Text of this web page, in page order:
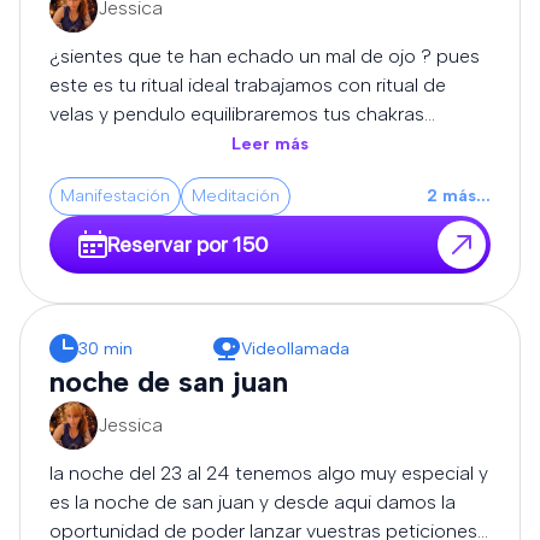
expertos se encargará de disolver los bloqueos,
cortar las malas vibraciones y devolverte la
claridad, el equilibrio y la protección que necesitas
para volver a avanzar con fuerza.
Jessica
¿sientes que te han echado un mal de ojo ? pues
este es tu ritual ideal trabajamos con ritual de
velas y pendulo equilibraremos tus chakras
limpiaremos tus energias y haremos que tus
caminos sean abiertos para que todo te empiece
a salir bien..... importante despues de este ritual
recomendamos llevar una turmalina o escoba de
bruja para proteccion
Leer más
Manifestación Meditación 2 más...
Reservar por 150
30 min Videollamada
noche de san juan
Jessica
la noche del 23 al 24 tenemos algo muy especial y
es la noche de san juan y desde aqui damos la
oportunidad de poder lanzar vuestras peticiones